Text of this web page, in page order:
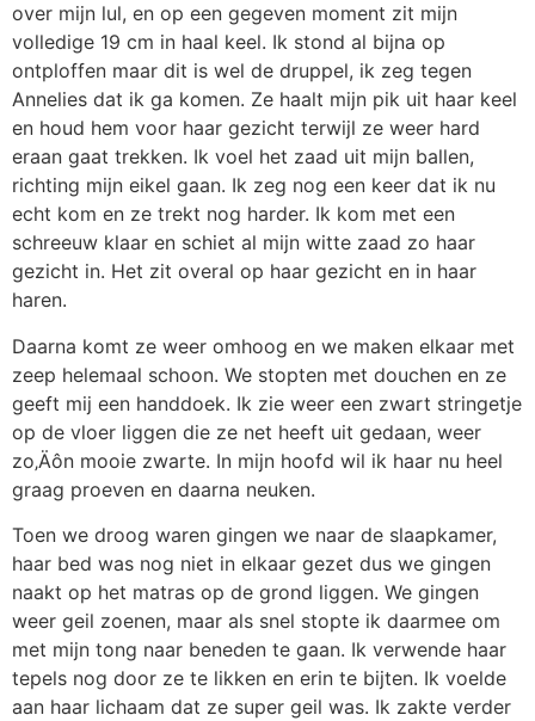
over mijn lul, en op een gegeven moment zit mijn
volledige 19 cm in haal keel. Ik stond al bijna op
ontploffen maar dit is wel de druppel, ik zeg tegen
Annelies dat ik ga komen. Ze haalt mijn pik uit haar keel
en houd hem voor haar gezicht terwijl ze weer hard
eraan gaat trekken. Ik voel het zaad uit mijn ballen,
richting mijn eikel gaan. Ik zeg nog een keer dat ik nu
echt kom en ze trekt nog harder. Ik kom met een
schreeuw klaar en schiet al mijn witte zaad zo haar
gezicht in. Het zit overal op haar gezicht en in haar
haren.
Daarna komt ze weer omhoog en we maken elkaar met
zeep helemaal schoon. We stopten met douchen en ze
geeft mij een handdoek. Ik zie weer een zwart stringetje
op de vloer liggen die ze net heeft uit gedaan, weer
zo‚Äôn mooie zwarte. In mijn hoofd wil ik haar nu heel
graag proeven en daarna neuken.
Toen we droog waren gingen we naar de slaapkamer,
haar bed was nog niet in elkaar gezet dus we gingen
naakt op het matras op de grond liggen. We gingen
weer geil zoenen, maar als snel stopte ik daarmee om
met mijn tong naar beneden te gaan. Ik verwende haar
tepels nog door ze te likken en erin te bijten. Ik voelde
aan haar lichaam dat ze super geil was. Ik zakte verder